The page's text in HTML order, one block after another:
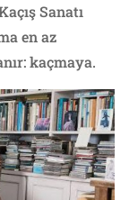
Sanatı
en az
kaçmaya.